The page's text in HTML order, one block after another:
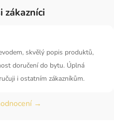
zákazníci
skvělý popis produktů,
doručení do bytu. Úplná
i ostatním zákazníkům.
→